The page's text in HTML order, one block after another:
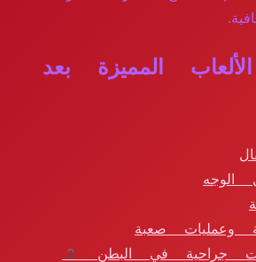
المميزة بعد
الوجه
وعمليات صعبة
جراحية في البطن 2